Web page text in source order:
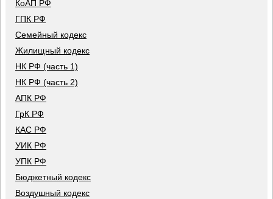
КоАП РФ
ГПК РФ
Семейный кодекс
Жилищный кодекс
НК РФ (часть 1)
НК РФ (часть 2)
АПК РФ
ГрК РФ
КАС РФ
УИК РФ
УПК РФ
Бюджетный кодекс
Воздушный кодекс